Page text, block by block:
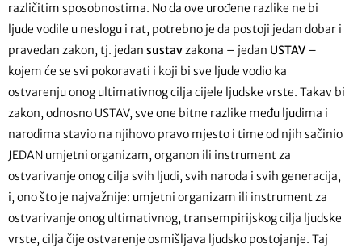
različitim sposobnostima. No da ove urođene razlike ne bi
ljude vodile u neslogu i rat, potrebno je da postoji jedan dobar i
pravedan zakon, tj. jedan sustavzakona – jedan USTAV –
kojem će se svi pokoravati i koji bi sve ljude vodio ka
ostvarenju onog ultimativnog cilja cijele ljudske vrste. Takav bi
zakon, odnosno USTAV, sve one bitne razlike među ljudima i
narodima stavio na njihovo pravo mjesto i time od njih sačinio
JEDAN umjetni organizam, organon ili instrument za
ostvarivanje onog cilja svih ljudi, svih naroda i svih generacija,
i, ono što je najvažnije: umjetni organizam ili instrument za
ostvarivanje onog ultimativnog, transempirijskog cilja ljudske
vrste, cilja čije ostvarenje osmišljava ljudsko postojanje. Taj